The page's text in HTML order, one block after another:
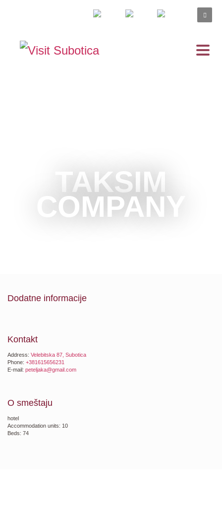
TAKSIM
COMPANY
Dodatne informacije
Kontakt
Address: Velebitska 87, Subotica
Phone: +381615656231
E-mail: peteljaka@gmail.com
O smeštaju
hotel
Accommodation units: 10
Beds: 74